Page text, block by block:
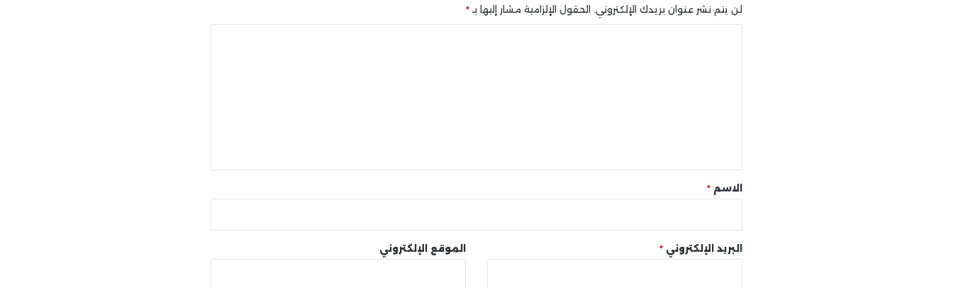
لن يتم نشر عنوان بريدك الإلكتروني. الحقول الإلزامية مشار إليها بـ *
* الاسم *
البريد الإلكتروني * الموقع الإلكتروني